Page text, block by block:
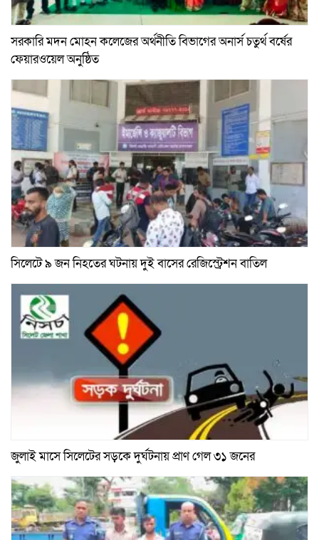
সরকারি মদন মোহন কলেজের অর্থনীতি বিভাগের অনার্স চতুর্থ বর্ষের
ফেয়ারওয়েল অনুষ্ঠিত
সিলেটে ৯ জন নিহতের ঘটনায় দুই বাসের রেজিস্ট্রেশন বাতিল
জুলাই মাসে সিলেটের সড়কে দুর্ঘটনায় প্রাণ গেল ৩১ জনের